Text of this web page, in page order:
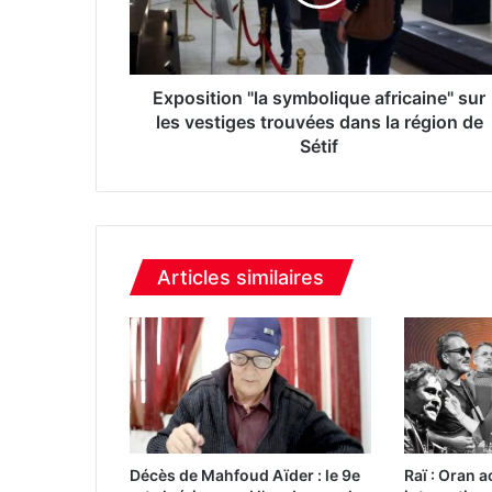
o
s
o
i
u
e
a
Exposition "la symbolique africaine" sur
les vestiges trouvées dans la région de
Sétif
Articles similaires
Décès de Mahfoud Aïder : le 9e
Raï : Oran